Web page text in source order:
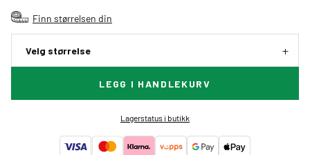
Finn størrelsen din
Velg størrelse
LEGG I HANDLEKURV
Lagerstatus i butikk